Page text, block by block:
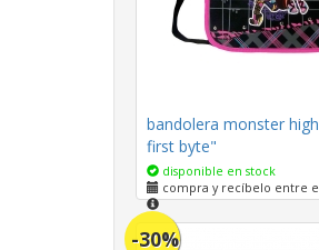
bandolera monster
first byte"
disponible en stock
compra y recíbelo entre
-30%